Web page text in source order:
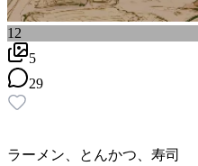
12
5
29
ラーメン、とんかつ、寿司